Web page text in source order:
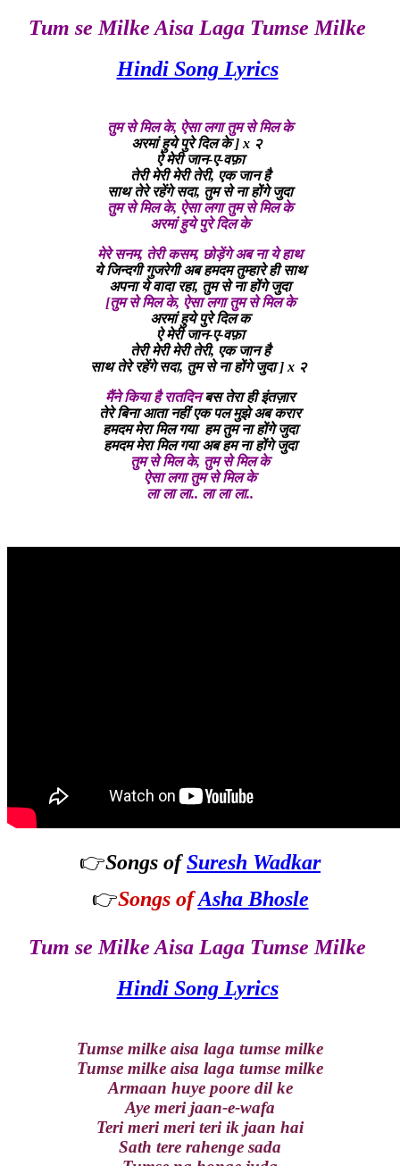
Tum se Milke Aisa Laga Tumse Milke
Hindi Song Lyrics
तुम से मिल के, ऐसा लगा तुम से मिल के
अरमां हुये पुरे दिल के ] x २
ऐ मेरी जान-ए-वफ़ा
तेरी मेरी मेरी तेरी, एक जान है
साथ तेरे रहेंगे सदा, तुम से ना होंगे जुदा
तुम से मिल के, ऐसा लगा तुम से मिल के
अरमां हुये पुरे दिल के
मेरे सनम, तेरी कसम, छोड़ेंगे अब ना ये हाथ
ये जिन्दगी गुजरेगी अब हमदम तुम्हारे ही साथ
अपना ये वादा रहा, तुम से ना होंगे जुदा
[तुम से मिल के, ऐसा लगा तुम से मिल के
अरमां हुये पुरे दिल क
ऐ मेरी जान-ए-वफ़ा
तेरी मेरी मेरी तेरी, एक जान है
साथ तेरे रहेंगे सदा, तुम से ना होंगे जुदा ] x २
मैंने किया है रातदिनबस तेरा ही इंतज़ार
तेरे बिना आता नहींएक पल मुझे अब करार
हमदम मेरा मिल गया हम तुम ना होंगे जुदा
हमदम मेरा मिल गयाअब हम ना होंगे जुदा
तुम से मिल के, तुम से मिल के
ऐसा लगा तुम से मिल के
ला ला ला.. ला ला ला..
👉Songs ofSuresh Wadkar
👉Songs ofAsha Bhosle
Tum se Milke Aisa Laga Tumse Milke
Hindi Song Lyrics
Tumse milke aisa laga tumse milke
Tumse milke aisa laga tumse milke
Armaan huye poore dil ke
Aye meri jaan-e-wafa
Teri meri meri teri ik jaan hai
Sath tere rahenge sada